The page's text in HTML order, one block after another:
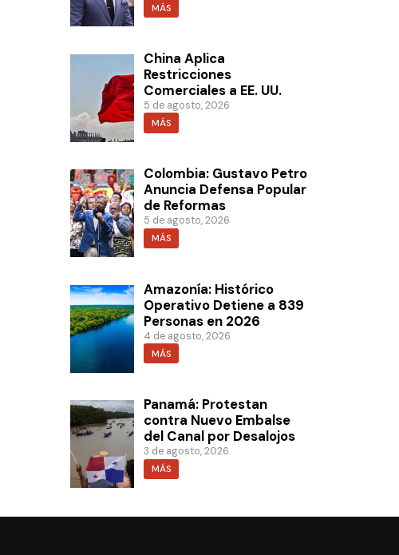
MÁS
China Aplica
Restricciones
Comerciales a EE. UU.
5 de agosto, 2026
MÁS
Colombia: Gustavo Petro
Anuncia Defensa Popular
de Reformas
5 de agosto, 2026
MÁS
Amazonía: Histórico
Operativo Detiene a 839
Personas en 2026
4 de agosto, 2026
MÁS
Panamá: Protestan
contra Nuevo Embalse
del Canal por Desalojos
3 de agosto, 2026
MÁS